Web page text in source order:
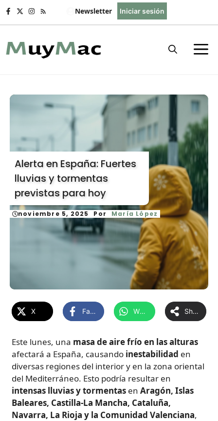
Saltar
Newsletter Iniciar sesión
Alerta en España: Fuertes
lluvias y tormentas
previstas para hoy
noviembre 5, 2025 Por María López
X Facebook WhatsApp Share
Este lunes, una masa de aire frío en las alturas
afectará a España, causando inestabilidad en
diversas regiones del interior y en la zona oriental
del Mediterráneo. Esto podría resultar en
intensas lluvias y tormentas en Aragón, Islas
Baleares, Castilla-La Mancha, Cataluña,
Navarra, La Rioja y la Comunidad Valenciana,